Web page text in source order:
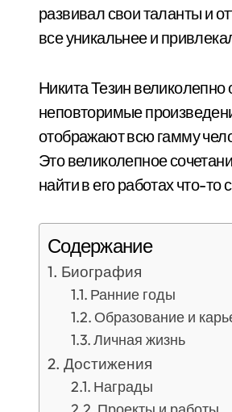
развивал свои таланты и
все уникальнее и
Никита Тезин
неповторимые
отображают всю гамму
Это великолепное
найти в его работах что-
Содержание
Биография
Ранние годы
Образование и
Личная жизнь
Достижения
Награды